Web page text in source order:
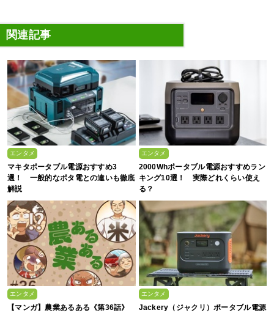
関連記事
エンタメ
マキタポータブル電源おすすめ3
選！ 一般的なポタ電との違いも徹底
解説
エンタメ
2000Whポータブル電源おすすめラン
キング10選！ 実際どれくらい使え
る？
エンタメ
【マンガ】農業あるある《第36話》
エンタメ
Jackery（ジャクリ）ポータブル電源